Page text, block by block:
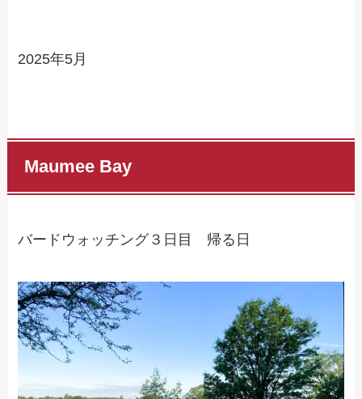
2025年5月
Maumee Bay
バードウォッチング３日目 帰る日